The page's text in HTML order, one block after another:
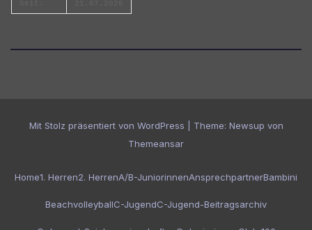
Mit Stolz präsentiert von WordPress Theme: Newsup von
Themeansar
Home1. Herren2. HerrenA/B-JuniorinnenAnsprechpartnerBambini
BeachvolleyballC-JugendC-Jugend-Beitragsarchiv